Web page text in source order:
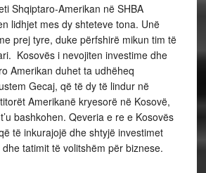
Shqiptaro-Amerikan në SHBA
lidhjet mes dy shteteve tona. Unë
prej tyre, duke përfshirë mikun tim të
Kosovës i nevojiten investime dhe
Amerikan duhet ta udhëheq
Gecaj, që të dy të lindur në
Amerikanë kryesorë në Kosovë,
bashkohen. Qeveria e re e Kosovës
të inkurajojë dhe shtyjë investimet
tatimit të volitshëm për biznese.